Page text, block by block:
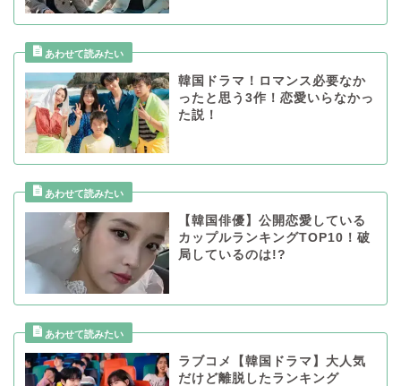
韓国ドラマ！ロマンス必要なか
ったと思う3作！恋愛いらなかっ
た説！
【韓国俳優】公開恋愛している
カップルランキングTOP10！破
局しているのは!?
ラブコメ【韓国ドラマ】大人気
だけど離脱したランキング